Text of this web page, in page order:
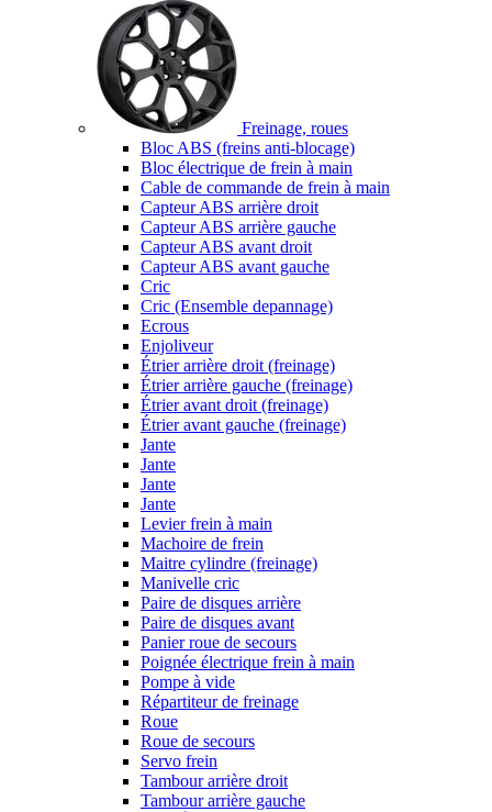
Freinage, roues
Bloc ABS (freins anti-blocage)
Bloc électrique de frein à main
Cable de commande de frein à main
Capteur ABS arrière droit
Capteur ABS arrière gauche
Capteur ABS avant droit
Capteur ABS avant gauche
Cric
Cric (Ensemble depannage)
Ecrous
Enjoliveur
Étrier arrière droit (freinage)
Étrier arrière gauche (freinage)
Étrier avant droit (freinage)
Étrier avant gauche (freinage)
Jante
Jante
Jante
Jante
Levier frein à main
Machoire de frein
Maitre cylindre (freinage)
Manivelle cric
Paire de disques arrière
Paire de disques avant
Panier roue de secours
Poignée électrique frein à main
Pompe à vide
Répartiteur de freinage
Roue
Roue de secours
Servo frein
Tambour arrière droit
Tambour arrière gauche